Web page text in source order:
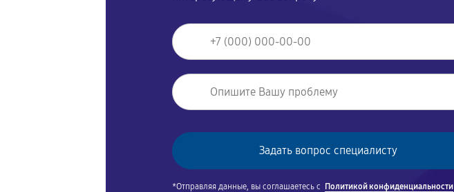
*Отправляя данные, вы соглашаетесь с Политикой конфиденциальности